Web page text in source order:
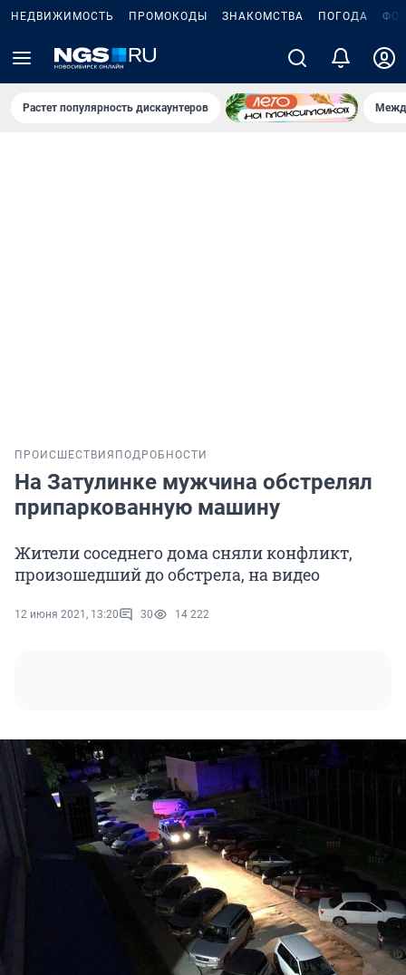
НЕДВИЖИМОСТЬ ПРОМОКОДЫ ЗНАКОМСТВА ПОГОДА
Растет популярность дискаунтеров
ПРОИСШЕСТВИЯ ПОДРОБНОСТИ
На Затулинке мужчина обстрелял
припаркованную машину
Жители соседнего дома сняли конфликт,
произошедший до обстрела, на видео
12 июня 2021, 13:20 30 14 222